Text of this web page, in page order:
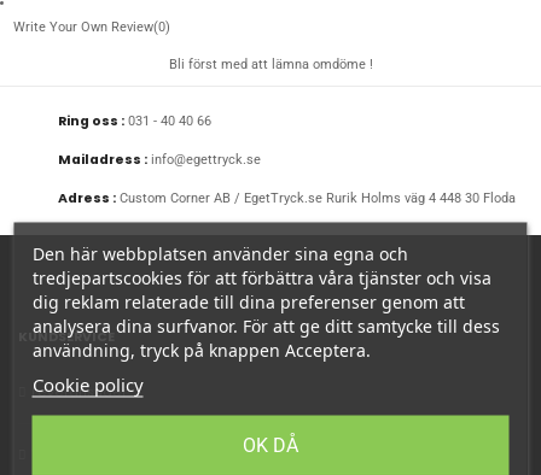
Write Your Own Review(0)
Bli först med att lämna omdöme !
Ring oss : 031 - 40 40 66
Mailadress : info@egettryck.se
Adress : Custom Corner AB / EgetTryck.se Rurik Holms väg 4 448 30 Floda
KUNDSERVICE
Leveranstider
Den här webbplatsen använder sina egna och
tredjepartscookies för att förbättra våra tjänster och visa
dig reklam relaterade till dina preferenser genom att
analysera dina surfvanor. För att ge ditt samtycke till dess
användning, tryck på knappen Acceptera.
Cookie policy
OK DÅ